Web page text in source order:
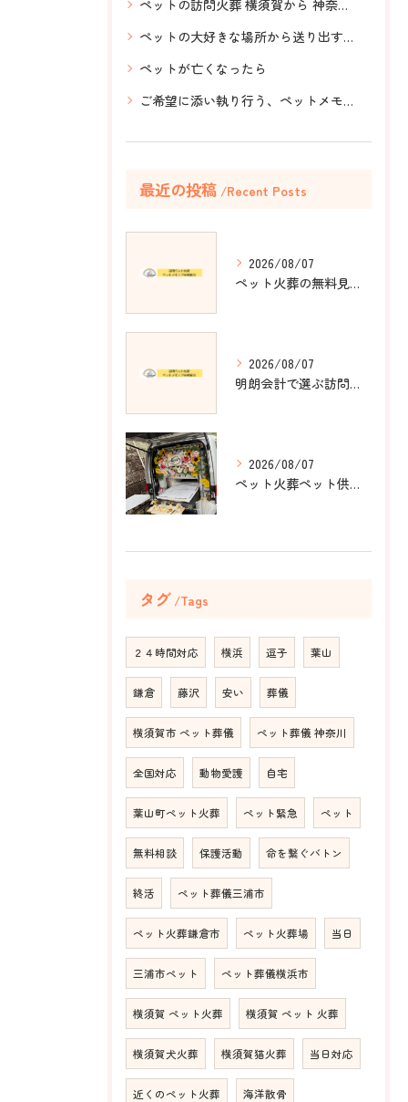
ペットの訪問火葬 横須賀から 神奈川県全域、ペット葬儀
ペットの大好きな場所から送り出す、想いを伝える、ペットメモリアル神奈川、選んで産まれてきた家族
ペットが亡くなったら
ご希望に添い執り行う、ペットメモリアル神奈川の訪問ペット火葬
最近の投稿 Recent Posts
2026/08/07
ペット火葬の無料見積もりで安心と丁寧な24時間対応を神奈川県横須賀市で叶える方法
2026/08/07
明朗会計で選ぶ訪問ペット火葬の料金安心術
2026/08/07
ペット火葬ペット供養を神奈川県横須賀市で行う際に家族の想いを大好きな場所から伝える方法
タグ Tags
２４時間対応 横浜 逗子 葉山
鎌倉 藤沢 安い 葬儀
横須賀市 ペット葬儀 ペット葬儀 神奈川
全国対応 動物愛護 自宅
葉山町ペット火葬 ペット緊急 ペット
無料相談 保護活動 命を繋ぐバトン
終活 ペット葬儀三浦市
ペット火葬鎌倉市 ペット火葬場 当日
三浦市ペット ペット葬儀横浜市
横須賀 ペット火葬 横須賀 ペット 火葬
横須賀犬火葬 横須賀猫火葬 当日対応
近くのペット火葬 海洋散骨